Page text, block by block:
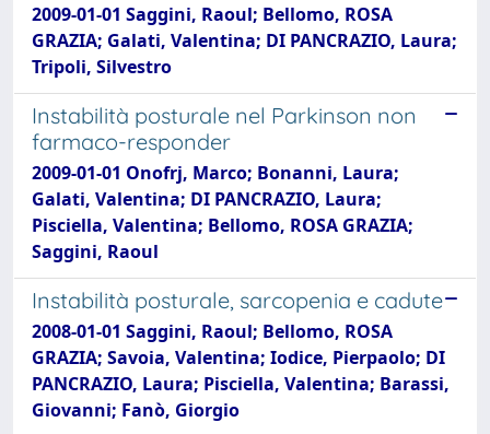
2009-01-01 Saggini, Raoul; Bellomo, ROSA
GRAZIA; Galati, Valentina; DI PANCRAZIO, Laura;
Tripoli, Silvestro
Instabilità posturale nel Parkinson non
farmaco-responder
2009-01-01 Onofrj, Marco; Bonanni, Laura;
Galati, Valentina; DI PANCRAZIO, Laura;
Pisciella, Valentina; Bellomo, ROSA GRAZIA;
Saggini, Raoul
Instabilità posturale, sarcopenia e cadute
2008-01-01 Saggini, Raoul; Bellomo, ROSA
GRAZIA; Savoia, Valentina; Iodice, Pierpaolo; DI
PANCRAZIO, Laura; Pisciella, Valentina; Barassi,
Giovanni; Fanò, Giorgio